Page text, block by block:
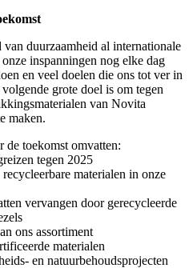
duurzaamheid al internationale
inspanningen nog elke dag
en veel doelen die ons tot ver in
grote doel is om tegen
van Novita
maken.
de toekomst omvatten:
tegen 2025
materialen in onze
vervangen door gerecycleerde
ons assortiment
materialen
en natuurbehoudsprojecten